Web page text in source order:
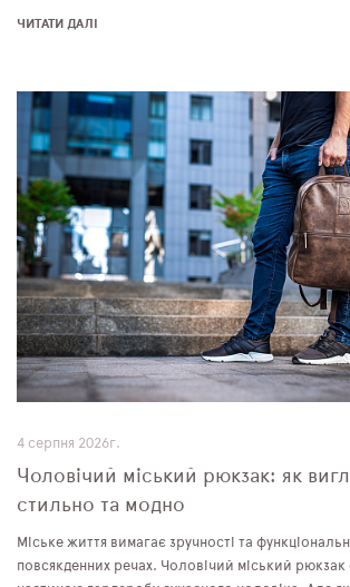
ЧИТАТИ ДАЛІ
4 серпня 2026г.
Чоловічий міський рюкзак: як
стильно та модно
Міське життя вимагає зручності та
повсякденних речах. Чоловічий міський